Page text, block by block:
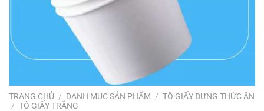
TRANG CHỦ / DANH MỤC SẢN PHẨM / TÔ GIẤY ĐỰNG THỨC ĂN
/ TÔ GIẤY TRẮNG